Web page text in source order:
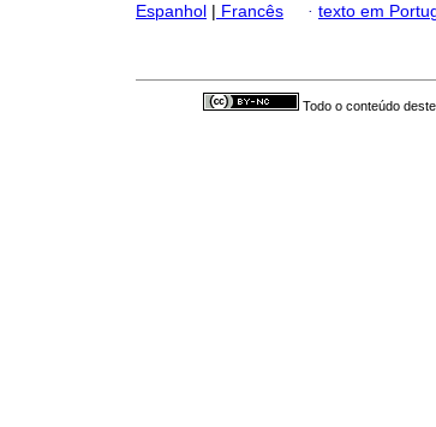
Espanhol | Francês · texto em
Todo o conteúdo